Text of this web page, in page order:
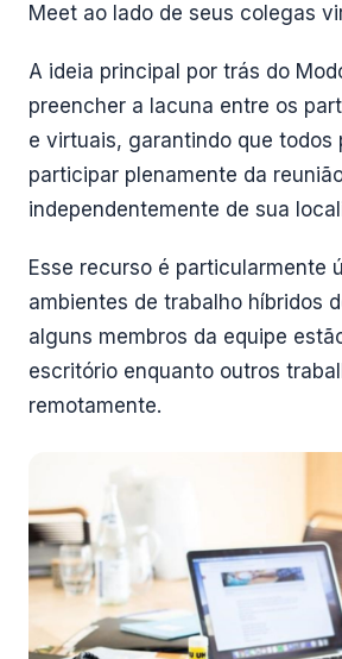
Meet ao lado de seus colegas
A ideia principal por trás do
preencher a lacuna entre os
e virtuais, garantindo que todos
participar plenamente da
independentemente de sua
Esse recurso é particularmente
ambientes de trabalho híbridos
alguns membros da equipe
escritório enquanto outros
remotamente.